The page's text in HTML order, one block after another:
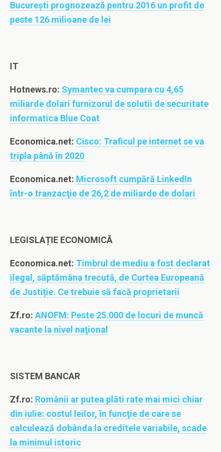
Bucureşti prognozează pentru 2016 un profit de
peste 126 milioane de lei
IT
Hotnews.ro: Symantec va cumpara cu 4,65
miliarde dolari furnizorul de solutii de securitate
informatica Blue Coat
Economica.net: Cisco: Traficul pe internet se va
tripla până în 2020
Economica.net: Microsoft cumpără LinkedIn
într-o tranzacţie de 26,2 de miliarde de dolari
LEGISLAȚIE ECONOMICĂ
Economica.net: Timbrul de mediu a fost declarat
ilegal, săptămâna trecută, de Curtea Europeană
de Justiție. Ce trebuie să facă proprietarii
Zf.ro: ANOFM: Peste 25.000 de locuri de muncă
vacante la nivel naţional
SISTEM BANCAR
Zf.ro: Românii ar putea plăti rate mai mici chiar
din iulie: costul leilor, în funcţie de care se
calculează dobânda la creditele variabile, scade
la minimul istoric